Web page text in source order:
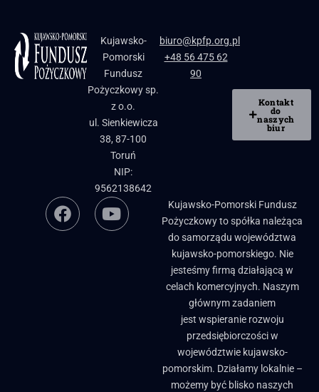
Kujawsko-
Pomorski
Fundusz
Pożyczkowy sp.
z o.o.
ul. Sienkiewicza
38, 87-100
Toruń
NIP:
9562138642
biuro@kpfp.org.pl
+48 56 475 62
90
Kontakt
do
naszych
biur
Kujawsko-Pomorski Fundusz
Pożyczkowy to spółka należąca
do samorządu województwa
kujawsko-pomorskiego. Nie
jesteśmy firmą działającą w
celach komercyjnych. Naszym
głównym zadaniem
jest wspieranie rozwoju
przedsiębiorczości w
województwie kujawsko-
pomorskim. Działamy lokalnie –
możemy być blisko naszych